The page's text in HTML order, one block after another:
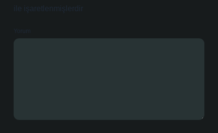
ile işaretlenmişlerdir
Yorum